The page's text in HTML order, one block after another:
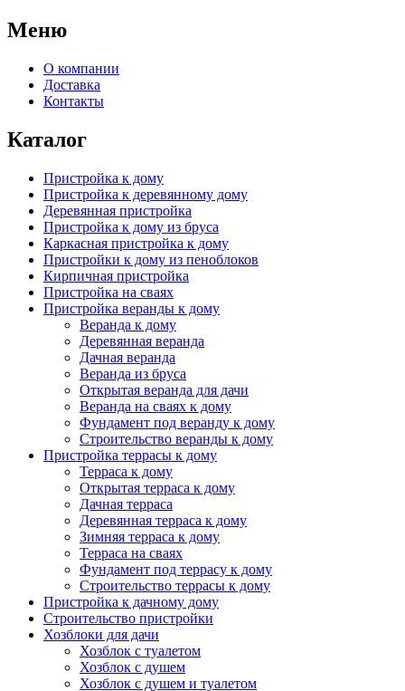
Меню
О компании
Доставка
Контакты
Каталог
Пристройка к дому
Пристройка к деревянному дому
Деревянная пристройка
Пристройка к дому из бруса
Каркасная пристройка к дому
Пристройки к дому из пеноблоков
Кирпичная пристройка
Пристройка на сваях
Пристройка веранды к дому
Веранда к дому
Деревянная веранда
Дачная веранда
Веранда из бруса
Открытая веранда для дачи
Веранда на сваях к дому
Фундамент под веранду к дому
Строительство веранды к дому
Пристройка террасы к дому
Терраса к дому
Открытая терраса к дому
Дачная терраса
Деревянная терраса к дому
Зимняя терраса к дому
Терраса на сваях
Фундамент под террасу к дому
Строительство террасы к дому
Пристройка к дачному дому
Строительство пристройки
Хозблоки для дачи
Хозблок с туалетом
Хозблок с душем
Хозблок с душем и туалетом